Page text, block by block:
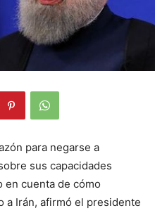
para negarse a
sus capacidades
en cuenta de cómo
a Irán, afirmó el presidente